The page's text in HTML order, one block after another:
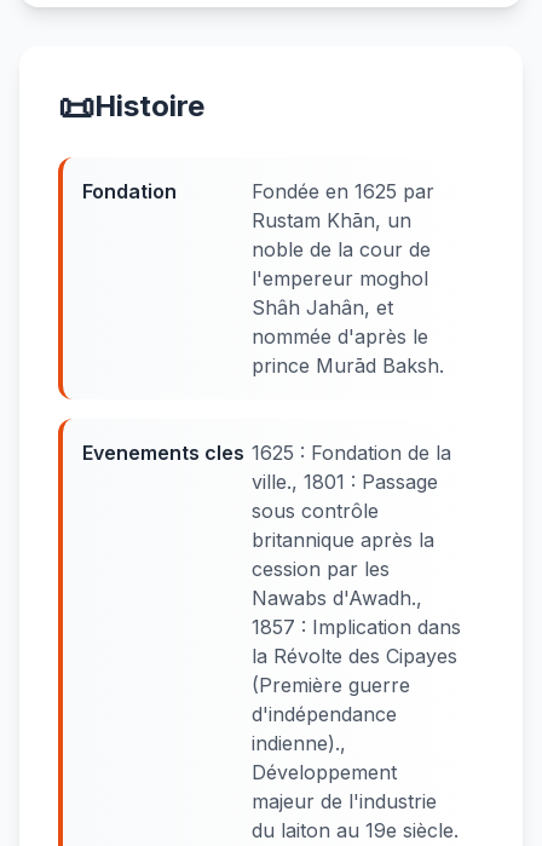
📜Histoire
Fondation
Fondée en 1625 par
Rustam Khān, un
noble de la cour de
l'empereur moghol
Shâh Jahân, et
nommée d'après le
prince Murād Baksh.
Evenements cles 1625 : Fondation de la
ville., 1801 : Passage
sous contrôle
britannique après la
cession par les
Nawabs d'Awadh.,
1857 : Implication dans
la Révolte des Cipayes
(Première guerre
d'indépendance
indienne).,
Développement
majeur de l'industrie
du laiton au 19e siècle.